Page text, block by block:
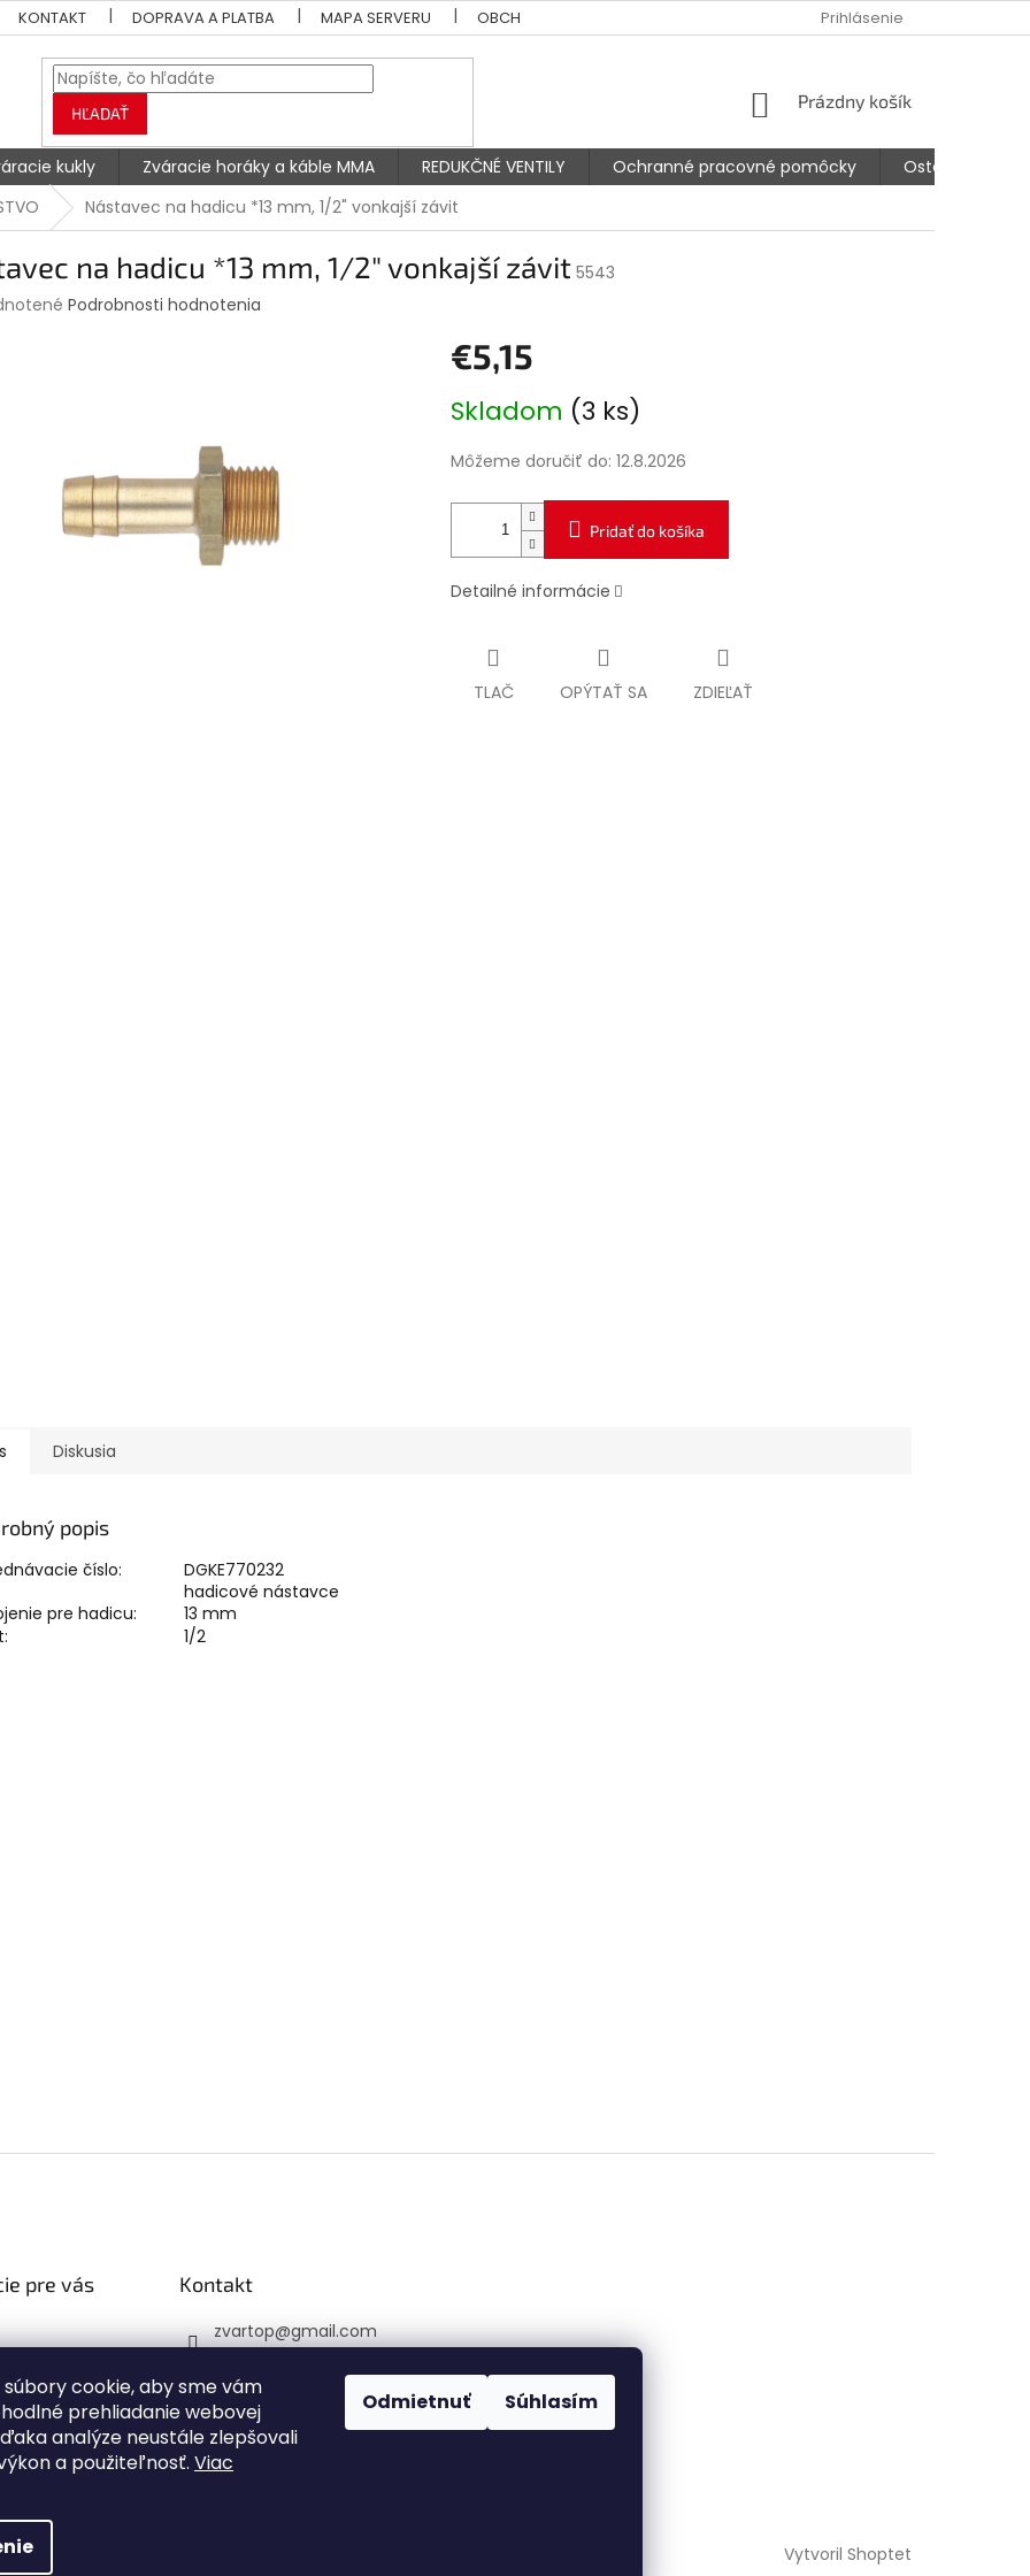
cookie, aby sme vám
prehliadanie webovej
analýze neustále zlepšovali
a použiteľnosť. Viac
Odmietnuť Súhlasím
KONTAKT DOPRAVA A PLATBA MAPA SERVERU OBCHODNÉ PODMIENKY PODMIENKY OCHRANY OSOBNÝCH ÚDAJOV
Prihlásenie
HĽADAŤ
NÁKUPNÝ
Prázdny košík
kukly Zváracie horáky a káble MMA REDUKČNÉ VENTILY Ochranné pracovné pomôcky
Ostatné
Nástavec na hadicu *13 mm, 1/2" vonkajší závit
na hadicu *13 mm, 1/2" vonkajší závit 5543
Podrobnosti hodnotenia
€5,15
cena:
Skladom (3 ks)
Môžeme doručiť do: 12.8.2026
Pridať do košíka
Detailné informácie
TLAČ OPÝTAŤ SA ZDIEĽAŤ
Diskusia
popis
číslo:
DGKE770232
hadicové nástavce
pre hadicu:
13 mm
1/2
pre vás
platba
podmienky
ochrany
Kontakt
zvartop@gmail.com
Sledujte nás na Faceb
ooku
zvartop_s.r.o
Vytvoril Shoptet